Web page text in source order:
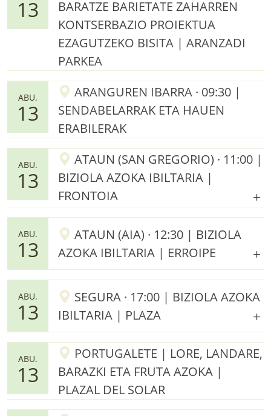
13
BARATZE BARIETATE ZAHARREN
KONTSERBAZIO PROIEKTUA
EZAGUTZEKO BISITA | ARANZADI
PARKEA
ABU.
13
ARANGUREN IBARRA · 09:30 |
SENDABELARRAK ETA HAUEN
ERABILERAK
ABU.
13
ATAUN (SAN GREGORIO) · 11:00 |
BIZIOLA AZOKA IBILTARIA |
FRONTOIA
ABU.
13
ATAUN (AIA) · 12:30 | BIZIOLA
AZOKA IBILTARIA | ERROIPE
ABU.
13
SEGURA · 17:00 | BIZIOLA AZOKA
IBILTARIA | PLAZA
ABU.
13
PORTUGALETE | LORE, LANDARE,
BARAZKI ETA FRUTA AZOKA |
PLAZAL DEL SOLAR